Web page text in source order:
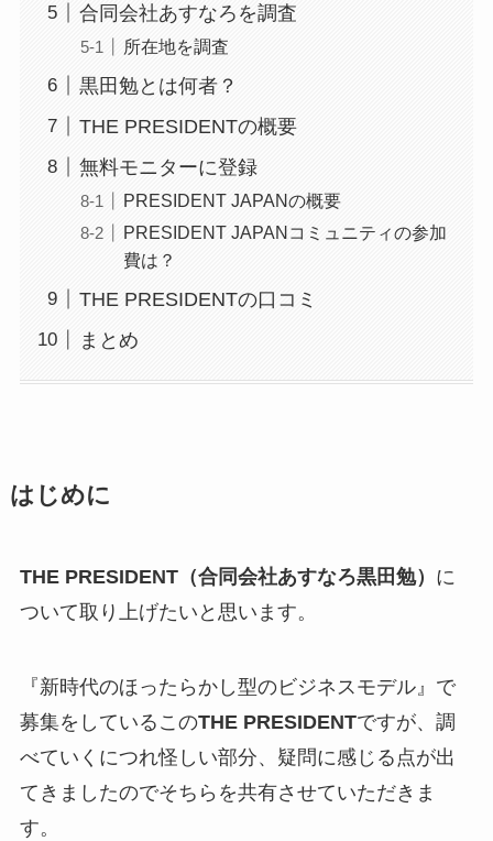
合同会社あすなろを調査
所在地を調査
黒田勉とは何者？
THE PRESIDENTの概要
無料モニターに登録
PRESIDENT JAPANの概要
PRESIDENT JAPANコミュニティの参加
費は？
THE PRESIDENTの口コミ
まとめ
はじめに
THE PRESIDENT（合同会社あすなろ黒田勉） に
ついて取り上げたいと思います。
『新時代のほったらかし型のビジネスモデル』で
募集をしているこのTHE PRESIDENTですが、調
べていくにつれ怪しい部分、疑問に感じる点が出
てきましたのでそちらを共有させていただきま
す。